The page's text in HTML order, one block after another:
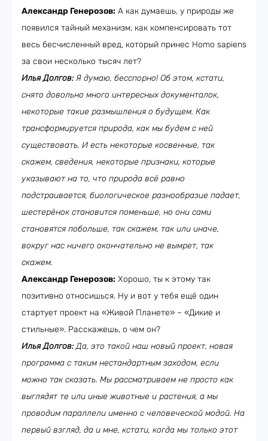
Александр Генерозов: А как думаешь, у природы же
появился тайный механизм, как компенсировать тот
весь бесчисленный вред, который принес Homo sapiens
за свои несколько тысяч лет?
Илья Долгов:Я думаю, бесспорно! Об этом, кстати,
снято довольно много интересных документалок,
некоторые такие размышления о будущем. Как
трансформируется природа, как мы будем с ней
существовать. И есть некоторые косвенные, так
скажем, сведения, некоторые признаки, которые
указывают на то, что природа всё равно
подстраивается, биологическое разнообразие падает,
шестерёнок становится поменьше, но они сами
становятся побольше, так скажем, так или иначе,
вокруг нас ничего окончательно не вымрет, так
скажем.
Александр Генерозов: Хорошо, ты к этому так
позитивно относишься. Ну и вот у тебя ещё один
стартует проект на «Живой Планете» – «Дикие и
стильные». Расскажешь, о чем он?
Илья Долгов:Да, это такой наш новый проект, новая
программа с таким нестандартным заходом, если
можно так сказать. Мы рассматриваем не просто как
выглядят те или иные животные и растения, а мы
проводим параллели именно с человеческой модой. На
первый взгляд, да и мне, кстати, когда мы только этот